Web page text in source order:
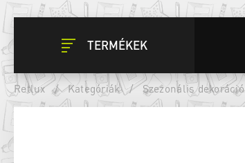
TERMÉKEK
Retlux / Kategóriák / Szezonális dekoráció